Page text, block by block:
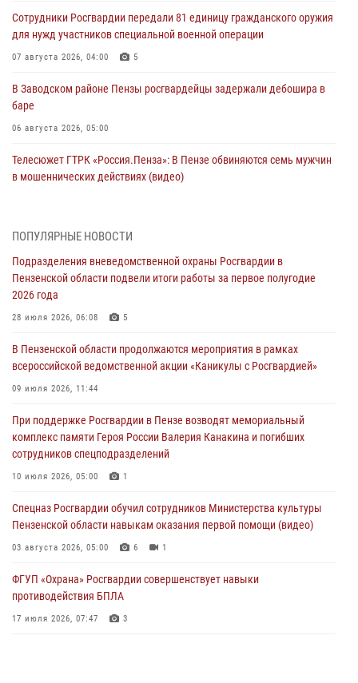
Сотрудники Росгвардии передали 81 единицу гражданского оружия
для нужд участников специальной военной операции
07 августа 2026, 04:00 5
В Заводском районе Пензы росгвардейцы задержали дебошира в
баре
06 августа 2026, 05:00
Телесюжет ГТРК «Россия.Пенза»: В Пензе обвиняются семь мужчин
в мошеннических действиях (видео)
В Заречном росгвардейцы почтили память легендарного генерала
05 августа 2026, 07:00
Сотрудники пензенского ОМОН «Страж» познакомили участников
сборов «Гвардеец» с вооружением и техникой Росгвардии
В Пензе сотрудники Росгвардии оказали помощь
дезориентированному пенсионеру
В Пензе при силовой поддержке Росгвардии пресечена
деятельность ОПГ, маскировавшейся под реабилитационный центр
(видео)
ПОПУЛЯРНЫЕ НОВОСТИ
Подразделения вневедомственной охраны Росгвардии в
Пензенской области подвели итоги работы за первое полугодие
2026 года
28 июля 2026, 06:08 5
В Пензенской области продолжаются мероприятия в рамках
всероссийской ведомственной акции «Каникулы с Росгвардией»
09 июля 2026, 11:44
При поддержке Росгвардии в Пензе возводят мемориальный
комплекс памяти Героя России Валерия Канакина и погибших
сотрудников спецподразделений
10 июля 2026, 05:00 1
Спецназ Росгвардии обучил сотрудников Министерства культуры
Пензенской области навыкам оказания первой помощи (видео)
03 августа 2026, 05:00 6 1
ФГУП «Охрана» Росгвардии совершенствует навыки
противодействия БПЛА
17 июля 2026, 07:47 3